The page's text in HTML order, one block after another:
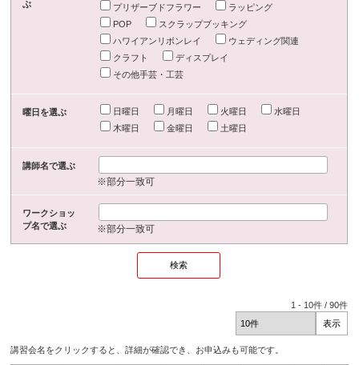
ぶ
プリザーブドフラワー
ラッピング
POP
スクラップブッキング
ハワイアンリボンレイ
ウェディング関連
クラフト
ディスプレイ
その他手芸・工芸
曜日を選ぶ 日曜日 月曜日 火曜日
水曜日
木曜日
金曜日 土曜日
講師名で選ぶ
※部分一致可
ワークショッ
プ名で選ぶ
※部分一致可
1 - 10件 /90件
講習会名をクリックすると、詳細が確認でき、お申込みも可能です。